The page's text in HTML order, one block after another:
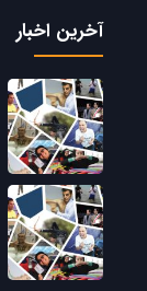
آخرین اخبار